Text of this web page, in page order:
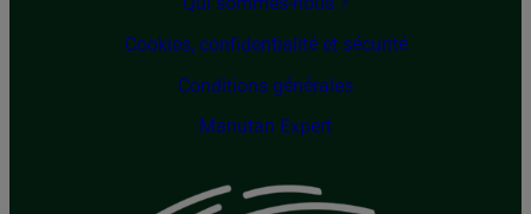
Cookies, confidentialité et sécurité
Conditions générales
Manutan Expert